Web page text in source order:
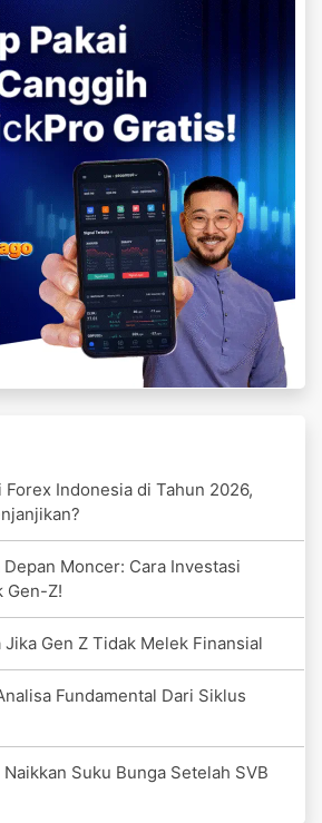
Indonesia di Tahun 2026,
Moncer: Cara Investasi
Gen-Z!
Jika Gen Z Tidak Melek Finansial
Fundamental Dari Siklus
Suku Bunga Setelah SVB